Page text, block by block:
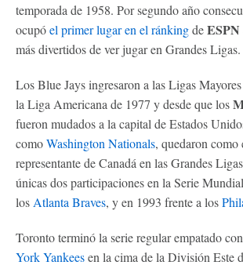
temporada de 1958. Por segundo año
ocupóel primer lugar en el ránkingdeESPN
más divertidos de ver jugar en Grandes Ligas.
Los Blue Jays ingresaron a las Ligas
la Liga Americana de 1977 y desde que los
fueron mudados a la capital de Estados
comoWashington Nationals, quedaron como
representante de Canadá en las Grandes
únicas dos participaciones en la Serie
los Atlanta Braves, y en 1993 frente a los
Toronto terminó la serie regular empatado
York Yankeesen la cima de la División Este